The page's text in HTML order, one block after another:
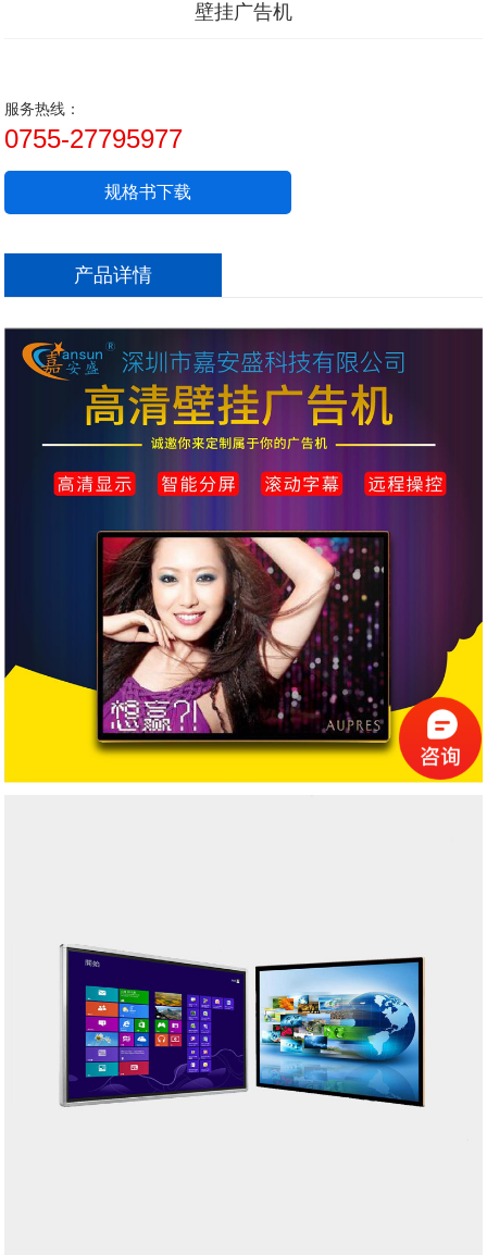
壁挂广告机
服务热线：
0755-27795977
规格书下载
产品详情